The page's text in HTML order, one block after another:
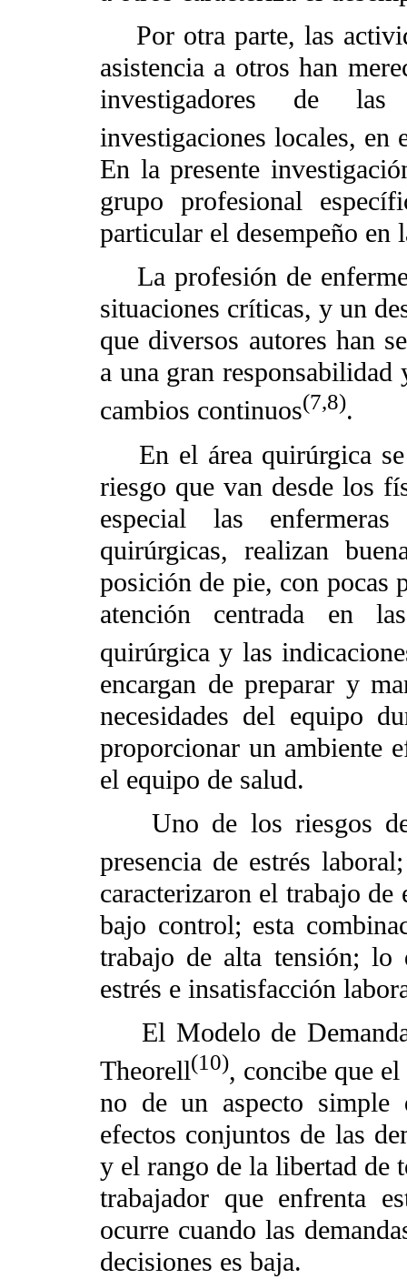
Por otra parte, las
asistencia a otros han
investigadores de las
investigaciones locales, en
En la presente
grupo profesional
particular el desempeño
La profesión de
situaciones críticas, y un
que diversos autores han
a una gran
cambios continuos(7,8).
En el área quirúrgica se
riesgo que van desde los
especial las
quirúrgicas, realizan
posición de pie, con pocas
atención centrada en
quirúrgica y las
encargan de preparar y
necesidades del equipo
proporcionar un ambiente
el equipo de salud.
Uno de los riesgos
presencia de estrés
caracterizaron el trabajo
bajo control; esta
trabajo de alta tensión; lo
estrés e insatisfacción
El Modelo de
Theorell(10), concibe que
no de un aspecto simple
efectos conjuntos de las
y el rango de la libertad de
trabajador que enfrenta
ocurre cuando las
decisiones es baja.